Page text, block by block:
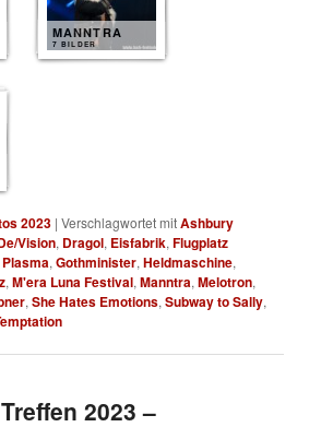
MANNTRA
7 BILDER
2023 |Verschlagwortet mitAshbury
Vision, Dragol, Eisfabrik,Flugplatz
,Gothminister,Heldmaschine,
,M'era Luna Festival,Manntra,Melotron,
,She Hates Emotions,Subway to Sally,
2023 –